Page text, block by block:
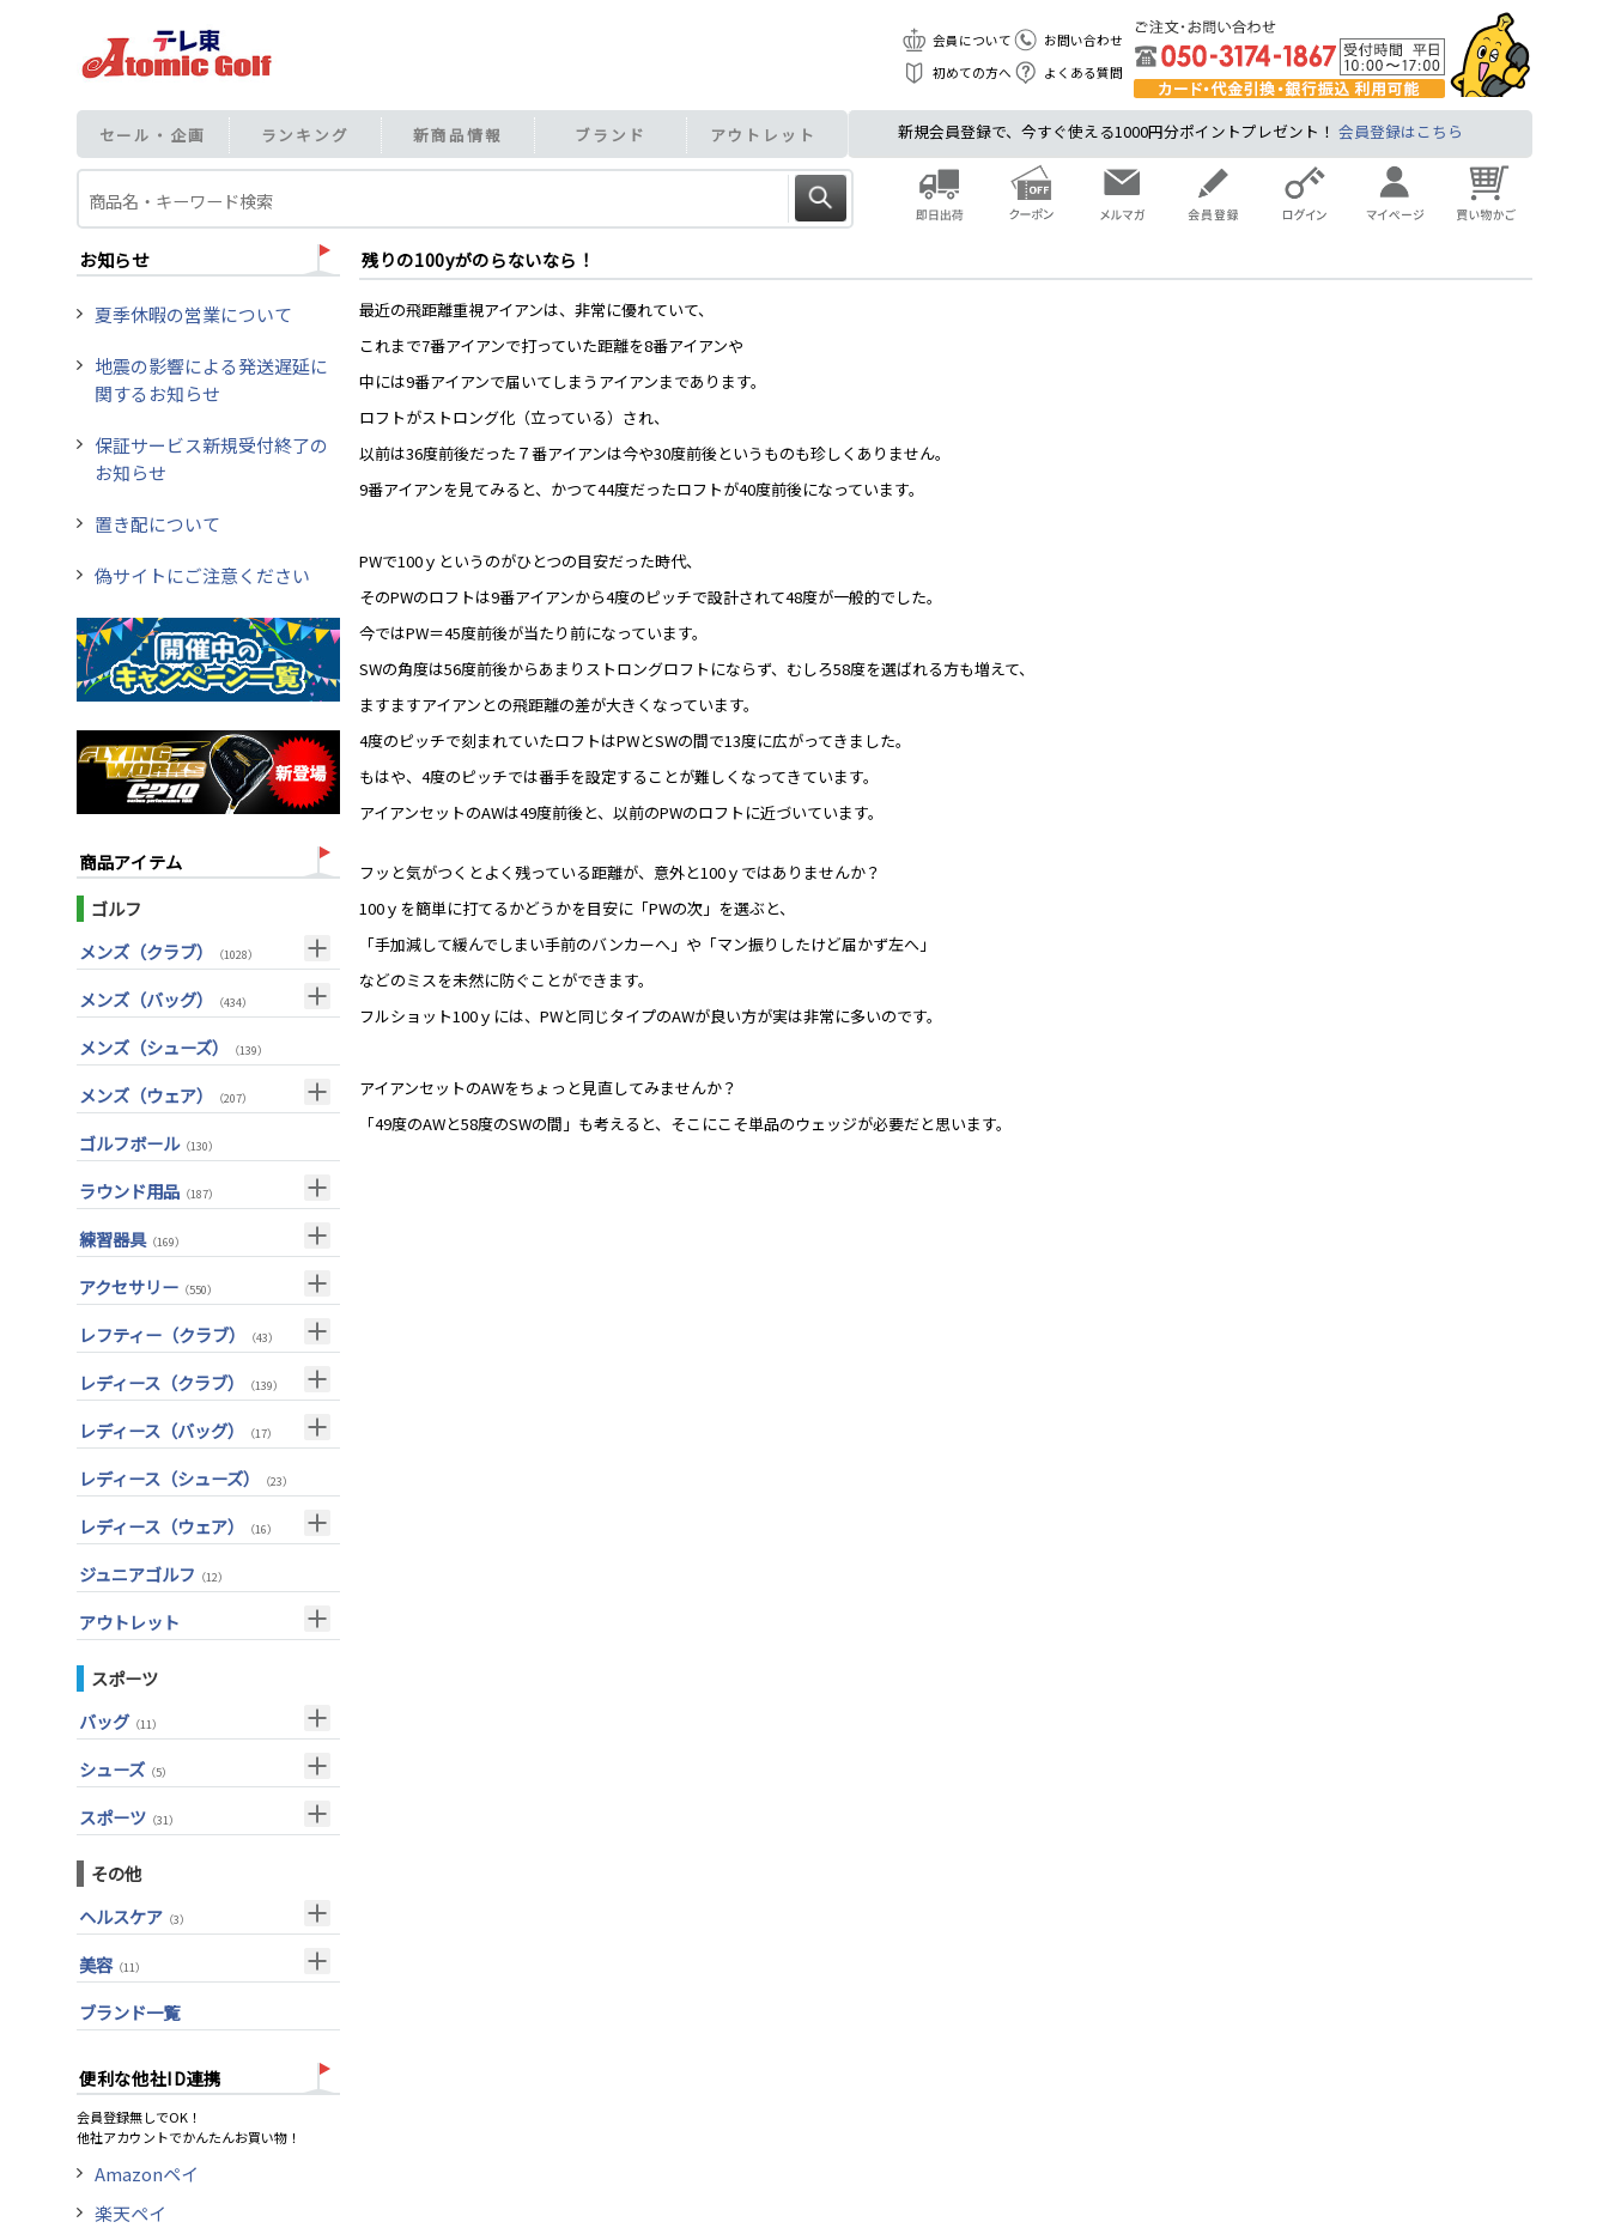
会員について
お問い合わせ
初めての方へ
よくある質問
セール・企画 ランキング 新商品情報 ブランド アウトレット 新規会員登録で、今すぐ使える1000円分ポイントプレゼント！ 会員登録はこちら
残りの100yがのらないなら！
最近の飛距離重視アイアンは、非常に優れていて、
これまで7番アイアンで打っていた距離を8番アイアンや
中には9番アイアンで届いてしまうアイアンまであります。
ロフトがストロング化（立っている）され、
以前は36度前後だった７番アイアンは今や30度前後というものも珍しくありません。
9番アイアンを見てみると、かつて44度だったロフトが40度前後になっています。
PWで100ｙというのがひとつの目安だった時代、
そのPWのロフトは9番アイアンから4度のピッチで設計されて48度が一般的でした。
今ではPW＝45度前後が当たり前になっています。
SWの角度は56度前後からあまりストロングロフトにならず、むしろ58度を選ばれる方も増えて、
ますますアイアンとの飛距離の差が大きくなっています。
4度のピッチで刻まれていたロフトはPWとSWの間で13度に広がってきました。
もはや、4度のピッチでは番手を設定することが難しくなってきています。
アイアンセットのAWは49度前後と、以前のPWのロフトに近づいています。
フッと気がつくとよく残っている距離が、意外と100ｙではありませんか？
100ｙを簡単に打てるかどうかを目安に「PWの次」を選ぶと、
「手加減して緩んでしまい手前のバンカーへ」や「マン振りしたけど届かず左へ」
などのミスを未然に防ぐことができます。
フルショット100ｙには、PWと同じタイプのAWが良い方が実は非常に多いのです。
アイアンセットのAWをちょっと見直してみませんか？
「49度のAWと58度のSWの間」も考えると、そこにこそ単品のウェッジが必要だと思います。
お知らせ
夏季休暇の営業について
地震の影響による発送遅延に
関するお知らせ
保証サービス新規受付終了の
お知らせ
置き配について
偽サイトにご注意ください
商品アイテム
ゴルフ
メンズ（クラブ）
（1028）
クラブセット(右用)
フェアウェイウッド(右用)
ユーティリティー(右用)（89）
アイアンセット(右用)
アイアン単品(右用)
ウェッジ(右用)
チッパー(右用)（13）
USモデル（59）
カスタム
メンズ（バッグ） （434）
キャディバッグ（212）
トートバッグ
カートバッグ（85）
クラブケース（33）
メンズ（シューズ） （139）
メンズ（ウェア） （207）
トップス（55）
アウター
インナー（17）
レインウェア（11）
ソックス （25）
グローブ （45）
ゴルフボール（130）
ラウンド用品 （187）
GPSナビ
ティー
ボールケース（3）
マーカー （35）
グリーンフォーク（4）
ネームプレート （6）
練習器具（169）
パターマット
アクセサリー （550）
ヘッドカバー （213）
トラベルケース
ポーチ（12）
帽子 （72）
ベルト（33）
サングラス（73）
その他（42）
シャフト
グリップ
レフティー（クラブ） （43）
クラブセット(左用)
フェアウェイウッド(左用)
ユーティリティー(左用)（3）
アイアンセット(左用) （6）
アイアン単品(左用)
ウェッジ(左用)
USモデル
レディース（クラブ） （139）
クラブセット(女性用)
フェアウェイウッド(女性用)
ユーティリティー(女性用)（24）
アイアンセット(女性用)
アイアン単品(女性用)
チッパー(女性用)（2）
USモデル
レディース（バッグ） （17）
キャディバッグ （12）
レディース（シューズ） （23）
レディース（ウェア） （16）
トップス（5）
グローブ
その他（2）
ジュニアゴルフ （12）
アウトレット
フェアウェイウッド
ユーティリティー
アイアンセット
ウェッジ
パター
ゴルフバッグ
ゴルフシューズ
ウェア
その他
スポーツ
バッグ （11）
メンズ
シューズ （5）
アクセサリー
スポーツ （31）
アクセサリー（11）
その他
ヘルスケア （3）
サポーター
美容（11）
UVケア （11）
ブランド一覧
便利な他社ID連携
会員登録無しでOK！
他社アカウントでかんたんお買い物！
Amazonペイ
楽天ペイ